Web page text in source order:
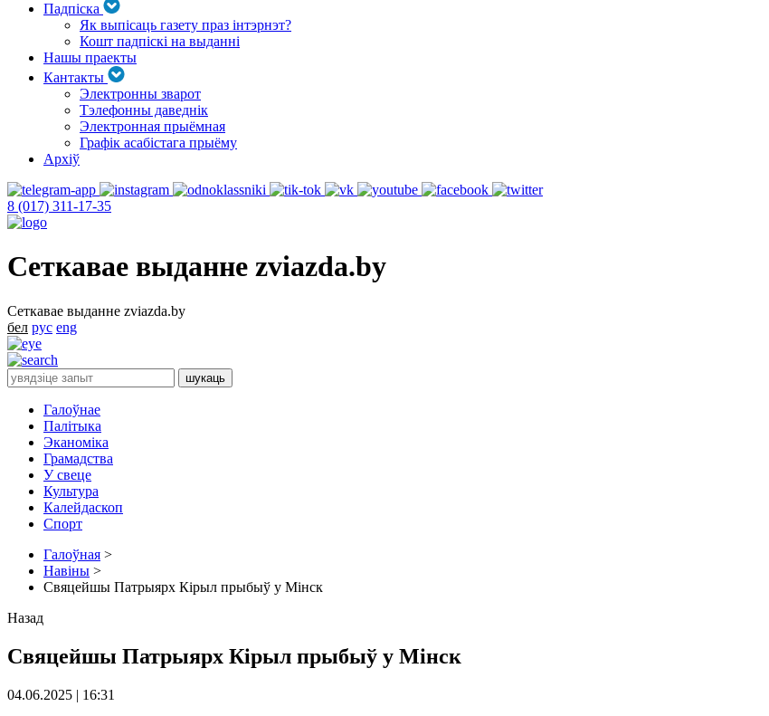
Падпіска
Як выпісаць газету праз інтэрнэт?
Кошт падпіскі на выданні
Нашы праекты
Кантакты
Электронны зварот
Тэлефонны даведнік
Электронная прыёмная
Графік асабістага прыёму
Архіў
8 (017) 311-17-35
Сеткавае выданне zviazda.by
Сеткавае выданне zviazda.by
бел рус eng
Галоўнае
Палітыка
Эканоміка
Грамадства
У свеце
Культура
Калейдаскоп
Спорт
Галоўная >
Навіны >
Свяцейшы Патрыярх Кірыл прыбыў у Мінск
Назад
Свяцейшы Патрыярх Кірыл прыбыў у Мінск
04.06.2025 | 16:31